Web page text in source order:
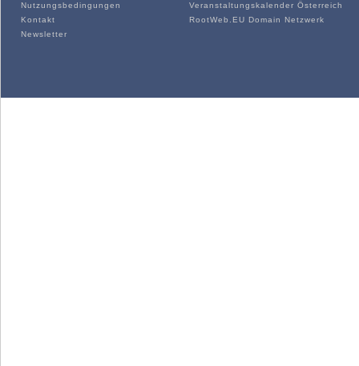
Nutzungsbedingungen
Kontakt
Newsletter
Veranstaltungskalender Österreich
RootWeb.EU Domain Netzwerk